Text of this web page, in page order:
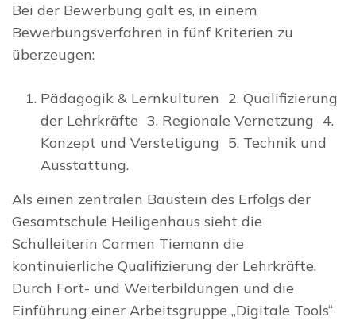
Bei der Bewerbung galt es, in einem
Bewerbungsverfahren in fünf Kriterien zu
überzeugen:
Pädagogik & Lernkulturen 2. Qualifizierung
der Lehrkräfte 3. Regionale Vernetzung 4.
Konzept und Verstetigung 5. Technik und
Ausstattung.
Als einen zentralen Baustein des Erfolgs der
Gesamtschule Heiligenhaus sieht die
Schulleiterin Carmen Tiemann die
kontinuierliche Qualifizierung der Lehrkräfte.
Durch Fort- und Weiterbildungen und die
Einführung einer Arbeitsgruppe „Digitale Tools“